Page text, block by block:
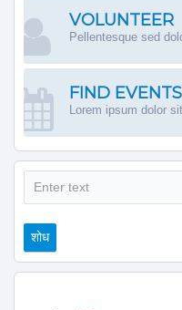
VOLUNTEER
Pellentesque sed
FIND EVENTS
Lorem ipsum dolor
शोध
शोध